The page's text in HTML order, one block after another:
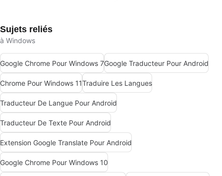
Sujets reliés
à Windows
Google Chrome Pour Windows 7Google Traducteur Pour Android
Chrome Pour Windows 11Traduire Les Langues
Traducteur De Langue Pour Android
Traducteur De Texte Pour Android
Extension Google Translate Pour Android
Google Chrome Pour Windows 10